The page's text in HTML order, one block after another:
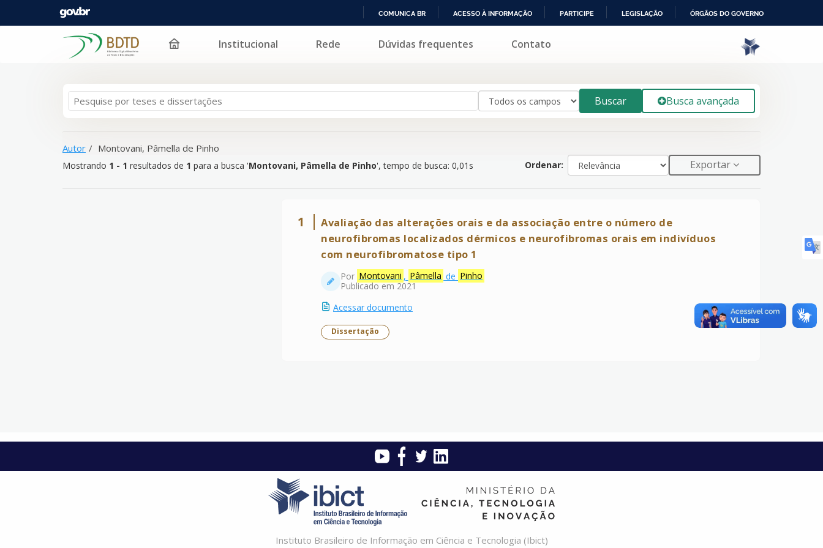
PARA
COMUNICA BR ACESSO À INFORMAÇÃO PARTICIPE LEGISLAÇÃO ÓRGÃOS DO GOVERNO
resultados de1para a busca ' Montovani, Pâmella de Pinho'
Pular para o conteúdo Institucional Rede Dúvidas frequentes Contato
Buscar Busca avançada
Autor Montovani, Pâmella de Pinho
Mostrando 1 - 1 resultados de 1 para a busca 'Montovani, Pâmella de Pinho', tempo de busca: 0,01s Ordenar: Exportar
1
Avaliação das alterações orais e da associação entre o número de
neurofibromas localizados dérmicos e neurofibromas orais em indivíduos
com neurofibromatose tipo 1
Por Montovani , Pâmella de Pinho
Publicado em 2021
Acessar documento
Dissertação
Instituto Brasileiro de Informação em Ciência e Tecnologia (Ibict)